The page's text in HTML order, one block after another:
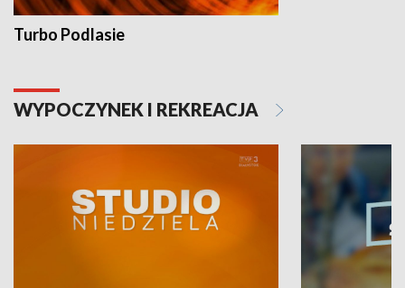
Turbo Podlasie
WYPOCZYNEK I REKREACJA